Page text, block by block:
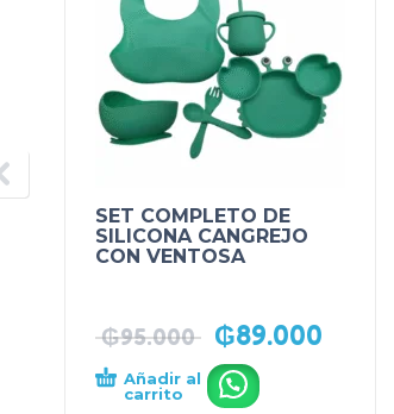
SET COMPLETO DE
SILICONA CANGREJO
CON VENTOSA
₲95.000 ₲89.000
Añadir al
carrito
.